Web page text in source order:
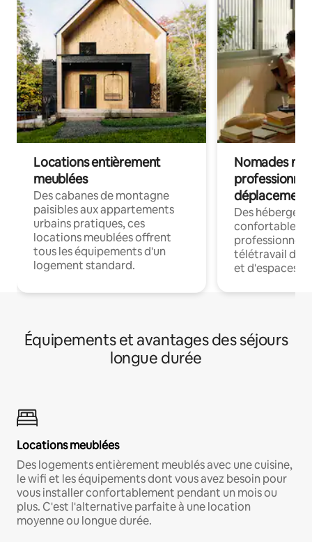
Locations entièrement
meublées
Des cabanes de montagne
paisibles aux appartements
urbains pratiques, ces
locations meublées offrent
tous les équipements d'un
logement standard.
Nomades
déplacement
Des
confortables
professionnels
télétravail
et d'espaces
Équipements et avantages des séjours
longue durée
Locations meublées
Des logements entièrement meublés avec une cuisine,
le wifi et les équipements dont vous avez besoin pour
vous installer confortablement pendant un mois ou
plus. C'est l'alternative parfaite à une location
moyenne ou longue durée.